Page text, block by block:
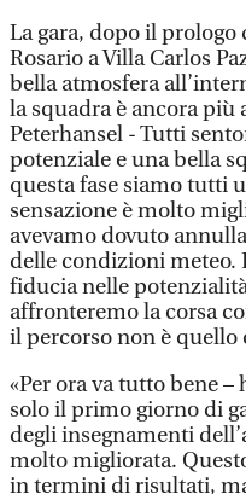
La gara, dopo il
Rosario a Villa Carlos
bella atmosfera
la squadra è ancora
Peterhansel - Tutti
potenziale e una bella
questa fase siamo tutti
sensazione è molto
avevamo dovuto
delle condizioni meteo.
fiducia nelle
affronteremo la corsa
il percorso non è quello
«Per ora va tutto bene
solo il primo giorno di
degli insegnamenti
molto migliorata.
in termini di risultati,